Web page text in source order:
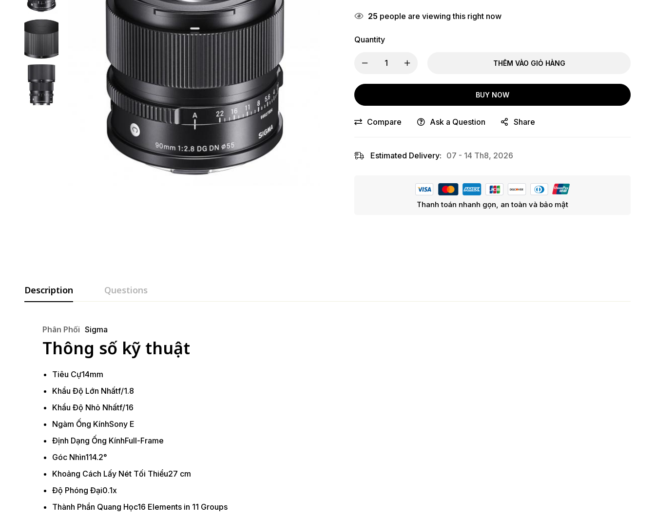
25 people are viewing this right now
Quantity
THÊM VÀO GIỎ HÀNG
BUY NOW
Compare Ask a Question Share
Estimated Delivery: 07 - 14 Th8, 2026
Thanh toán nhanh gọn, an toàn và bảo mật
Description Questions
Phân Phối Sigma
Thông số kỹ thuật
Tiêu Cự14mm
Khẩu Độ Lớn Nhấtf/1.8
Khẩu Độ Nhỏ Nhấtf/16
Ngàm Ống KínhSony E
Định Dạng Ống KínhFull-Frame
Góc Nhìn114.2°
Khoảng Cách Lấy Nét Tối Thiểu27 cm
Độ Phóng Đại0.1x
Thành Phần Quang Học16 Elements in 11 Groups